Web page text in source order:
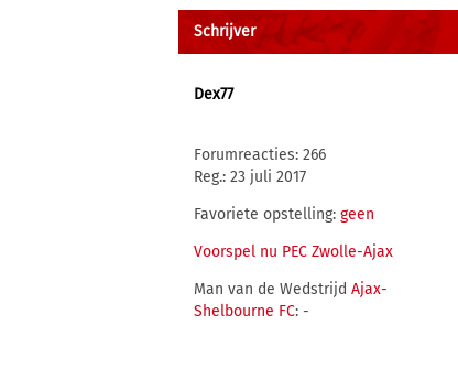
Schrijver
Dex77
Forumreacties: 266
Reg.: 23 juli 2017
Favoriete opstelling: geen
Voorspel nu PEC Zwolle-Ajax
Man van de Wedstrijd Ajax-
Shelbourne FC: -